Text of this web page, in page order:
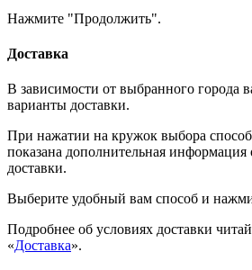
Нажмите "Продолжить".
Доставка
В зависимости от выбранного города
варианты доставки.
При нажатии на кружок выбора
показана дополнительная информация
доставки.
Выберите удобный вам способ и
Подробнее об условиях доставки
«Доставка».